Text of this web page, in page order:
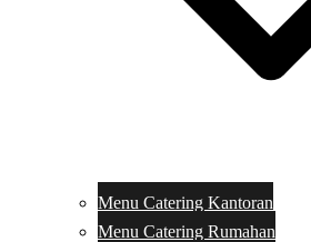
Menu Catering Kantoran
Menu Catering Rumahan